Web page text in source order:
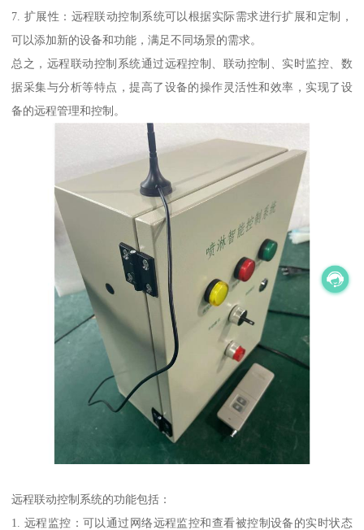
7. 扩展性：远程联动控制系统可以根据实际需求进行扩展和定制，
可以添加新的设备和功能，满足不同场景的需求。
总之，远程联动控制系统通过远程控制、联动控制、实时监控、数
据采集与分析等特点，提高了设备的操作灵活性和效率，实现了设
备的远程管理和控制。
远程联动控制系统的功能包括：
1. 远程监控：可以通过网络远程监控和查看被控制设备的实时状态